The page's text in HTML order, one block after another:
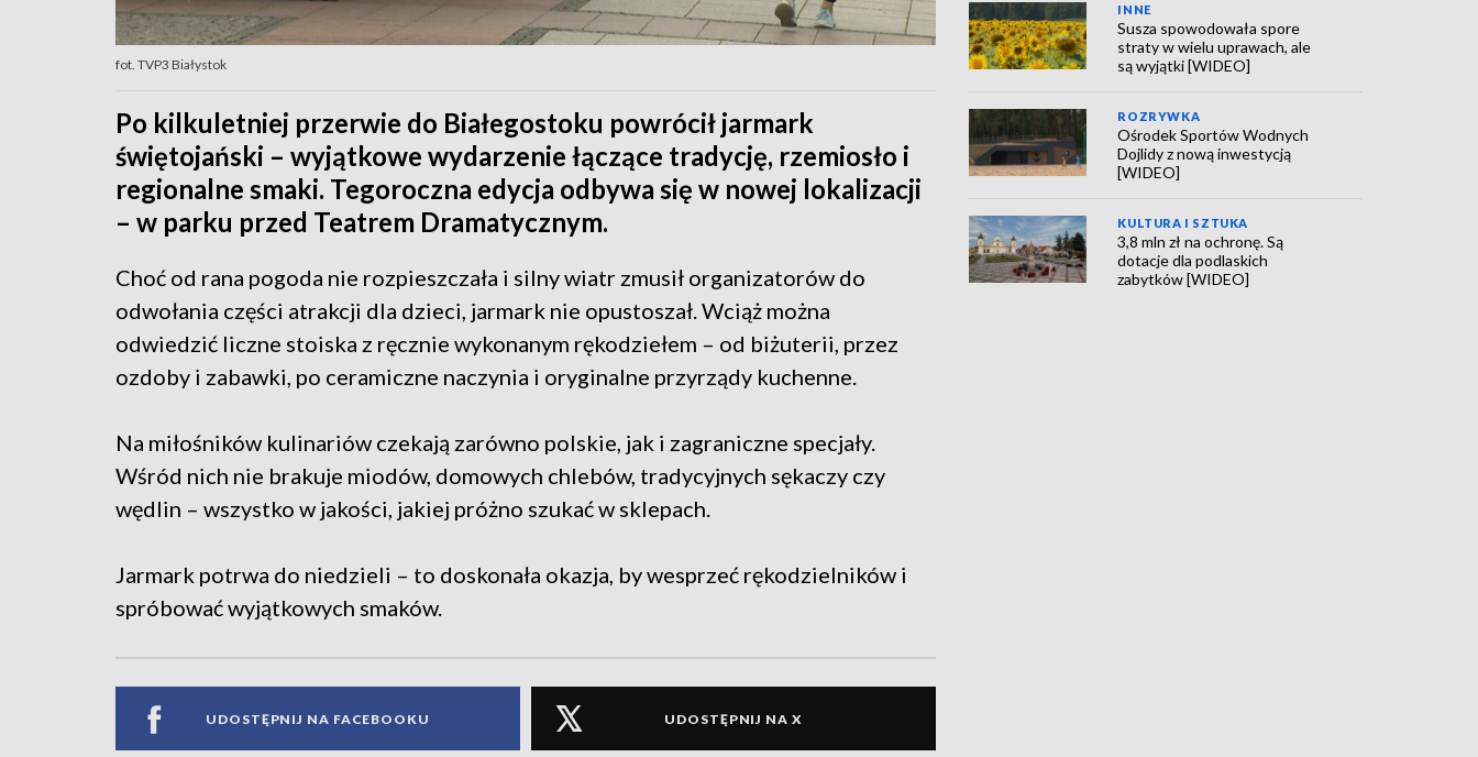
fot. TVP3 Białystok
Po kilkuletniej przerwie do Białegostoku powrócił jarmark
świętojański – wyjątkowe wydarzenie łączące tradycję, rzemiosło i
regionalne smaki. Tegoroczna edycja odbywa się w nowej lokalizacji
– w parku przed Teatrem Dramatycznym.
Choć od rana pogoda nie rozpieszczała i silny wiatr zmusił organizatorów do
odwołania części atrakcji dla dzieci, jarmark nie opustoszał. Wciąż można
odwiedzić liczne stoiska z ręcznie wykonanym rękodziełem – od biżuterii, przez
ozdoby i zabawki, po ceramiczne naczynia i oryginalne przyrządy kuchenne.
Na miłośników kulinariów czekają zarówno polskie, jak i zagraniczne specjały.
Wśród nich nie brakuje miodów, domowych chlebów, tradycyjnych sękaczy czy
wędlin – wszystko w jakości, jakiej próżno szukać w sklepach.
Jarmark potrwa do niedzieli – to doskonała okazja, by wesprzeć rękodzielników i
spróbować wyjątkowych smaków.
UDOSTĘPNIJ NA FACEBOOKU UDOSTĘPNIJ NA X
INNE
Susza spowodowała spore
straty w wielu uprawach, ale
są wyjątki [WIDEO]
ROZRYWKA
Ośrodek Sportów Wodnych
Dojlidy z nową inwestycją
[WIDEO]
KULTURA I SZTUKA
3,8 mln zł na ochronę. Są
dotacje dla podlaskich
zabytków [WIDEO]